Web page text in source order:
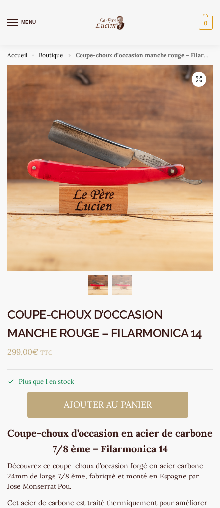
MENU 0
Accueil » Boutique » Coupe-choux d’occasion manche rouge – Filarmonica 14
COUPE-CHOUX D’OCCASION
MANCHE ROUGE – FILARMONICA 14
299,00€ TTC
Plus que 1 en stock
AJOUTER AU PANIER
Coupe-choux d’occasion en acier de carbone
7/8 ème – Filarmonica 14
Découvrez ce coupe-choux d’occasion forgé en acier carbone
24mm de large 7/8 ème, fabriqué et monté en Espagne par
Jose Monserrat Pou.
Cet acier de carbone est traité thermiquement pour améliorer